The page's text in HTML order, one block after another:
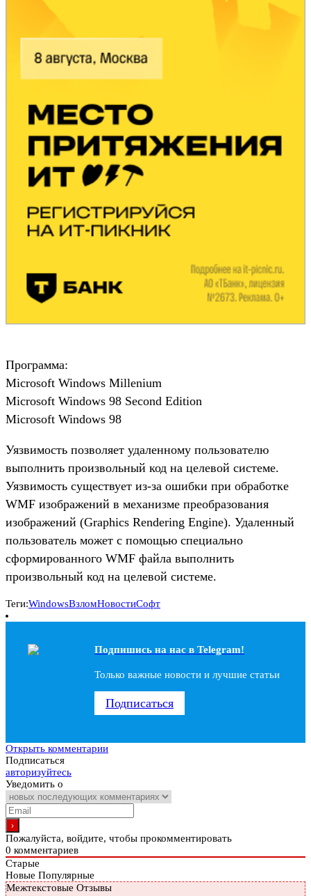
Программа:
Microsoft Windows Millenium
Microsoft Windows 98 Second Edition
Microsoft Windows 98
Уязвимость позволяет удаленному пользователю
выполнить произвольный код на целевой системе.
Уязвимость существует из-за ошибки при обработке
WMF изображений в механизме преобразования
изображений (Graphics Rendering Engine). Удаленный
пользователь может с помощью специально
сформированного WMF файла выполнить
произвольный код на целевой системе.
Теги:WindowsВзломНовостиСофт
Подпишись на наc в Telegram!
Только важные новости и лучшие статьи
Подписаться
Открыть комментарии
Подписаться
авторизуйтесь
Уведомить о
Пожалуйста, войдите, чтобы прокомментировать
0 комментариев
Старые
Новые Популярные
Межтекстовые Отзывы